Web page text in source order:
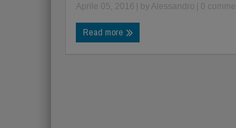
Aprile 05, 2016 | by Alessandro | 0
Read more